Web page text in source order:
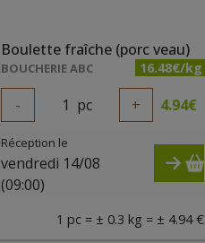
Boulette fraîche (porc veau)
BOUCHERIE ABC 16.48€/kg
- 1 pc + 4.94€
Réception le
vendredi 14/08
(09:00)
1 pc = ± 0.3 kg = ± 4.94 €